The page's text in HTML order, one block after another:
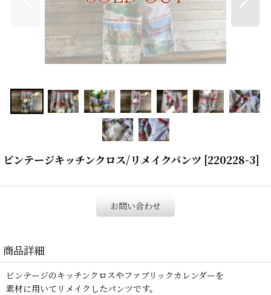
ビンテージキッチンクロス/リメイクパンツ [220228-3]
お問い合わせ
商品詳細
ビンテージのキッチンクロスやファブリックカレンダーを
素材に用いてリメイクしたパンツです。